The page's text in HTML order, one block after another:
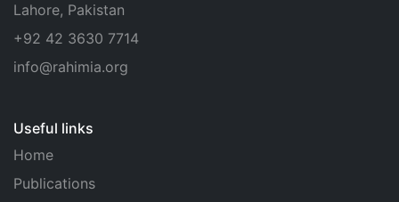
Lahore, Pakistan
+92 42 3630 7714
info@rahimia.org
Useful links
Home
Publications